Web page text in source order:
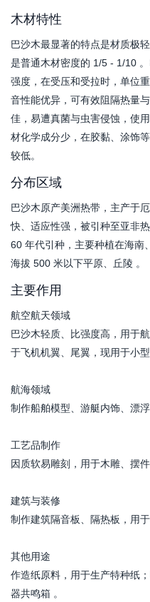
木材特性
巴沙木最显著的特点是材质极
是普通木材密度的 1/5 - 1/10
强度，在受压和受拉时，单位
音性能优异，可有效阻隔热量
佳，易遭真菌与虫害侵蚀，使
材化学成分少，在胶黏、涂饰
较低。
分布区域
巴沙木原产美洲热带，主产于
快、适应性强，被引种至亚非
60 年代引种，主要种植在海南
海拔 500 米以下平原、丘陵 。
主要作用
航空航天领域​
巴沙木轻质、比强度高，用于
于飞机机翼、尾翼，现用于小
航海领域​
制作船舶模型、游艇内饰、漂
工艺品制作​
因质软易雕刻，用于木雕、摆
建筑与装修​
制作建筑隔音板、隔热板，用
其他用途​
作造纸原料，用于生产特种纸
器共鸣箱 。